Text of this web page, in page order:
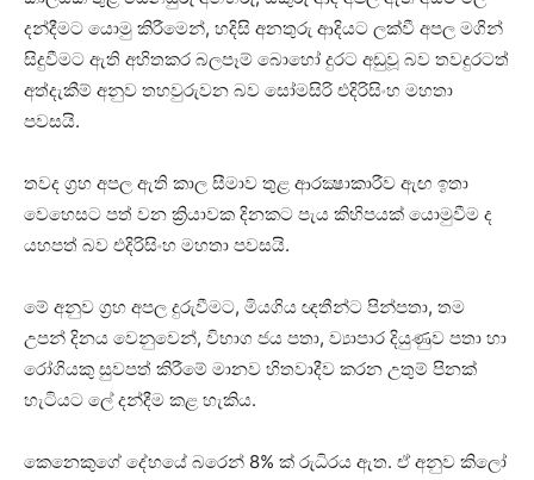
දන්දීමට යොමු කිරීමෙන්, හදිසි අනතුරු ආදියට ලක්‌වී අපල මගින්
සිදුවීමට ඇති අහිතකර බලපෑම් බොහෝ දුරට අඩුවූ බව තවදුරටත්
අත්දැකීම් අනුව තහවුරුවන බව සෝමසිරි එදිරිසිංහ මහතා
පවසයි.
තවද ග්‍රහ අපල ඇති කාල සීමාව තුළ ආරක්‍ෂාකාරීව ඇඟ ඉතා
වෙහෙසට පත් වන ක්‍රියාවක දිනකට පැය කිහිපයක්‌ යොමුවීම ද
යහපත් බව එදිරිසිංහ මහතා පවසයි.
මේ අනුව ග්‍රහ අපල දුරුවීමට, මියගිය ඥතීන්ට පින්පතා, තම
උපන් දිනය වෙනුවෙන්, විභාග ජය පතා, ව්‍යාපාර දියුණුව පතා හා
රෝගියකු සුවපත් කිරීමේ මානව හිතවාදීව කරන උතුම් පිනක්‌
හැටියට ලේ දන්දීම කළ හැකිය.
කෙනෙකුගේ දේහයේ බරෙන් 8% ක්‌ රුධිරය ඇත. ඒ අනුව කිලෝ